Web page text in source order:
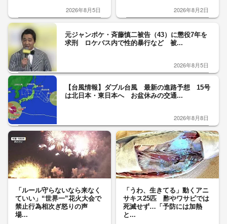
2026年8月5日 2026年8月2日
元ジャンポケ・斉藤慎二被告（43）に懲役7年を
求刑 ロケバス内で性的暴行など 被...
2026年8月5日
【台風情報】ダブル台風 最新の進路予想 15号
は北日本・東日本へ お盆休みの交通...
2026年8月8日
「ルール守らないなら来なく
ていい」“世界一”花火大会で
禁止行為相次ぎ怒りの声
場...
「うわ、生きてる」動くアニ
サキス25匹 酢やワサビでは
死滅せず…「予防には加熱
と...